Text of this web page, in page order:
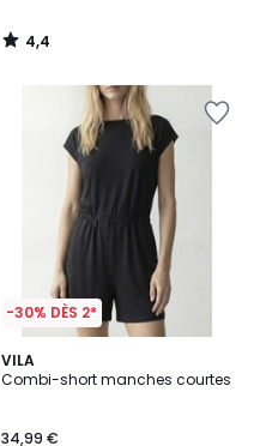
4,4
/
-30% DÈS 2*
VILA
Combi-short manches courtes
34,99 €
5
/